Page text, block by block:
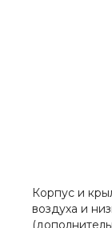
Корпус и
воздуха и